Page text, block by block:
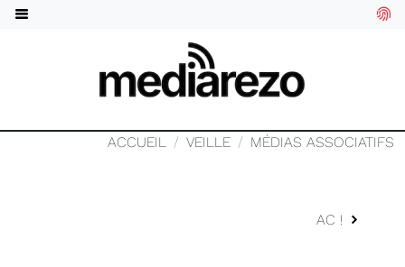
ACCUEIL VEILLE MÉDIAS ASSOCIATIFS
AC !